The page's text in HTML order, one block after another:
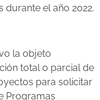
el año 2022.
la objeto
total o parcial de
para solicitar
Programas